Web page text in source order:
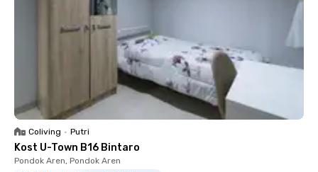
Coliving • Putri
Kost U-Town B16 Bintaro
Pondok Aren, Pondok Aren